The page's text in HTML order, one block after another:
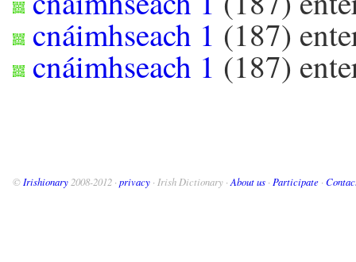
cnáimhseach 1 (187)
cnáimhseach 1 (187)
© Irishionary 2008-2012 · privacy · Irish Dictionary · About us · Participate ·